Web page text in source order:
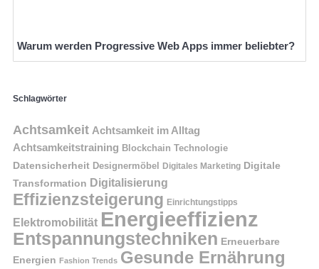
Warum werden Progressive Web Apps immer beliebter?
Schlagwörter
Achtsamkeit Achtsamkeit im Alltag
Achtsamkeitstraining Blockchain Technologie
Datensicherheit Designermöbel Digitales Marketing Digitale
Transformation Digitalisierung
Effizienzsteigerung Einrichtungstipps
Elektromobilität Energieeffizienz
Entspannungstechniken Erneuerbare
Energien Fashion Trends Gesunde Ernährung